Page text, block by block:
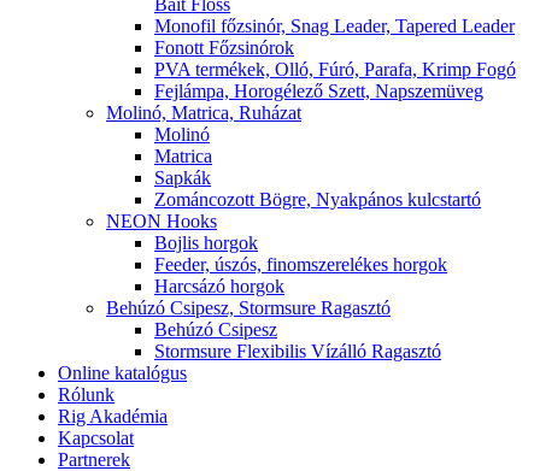
Bait Floss
Monofil főzsinór, Snag Leader, Tapered Leader
Fonott Főzsinórok
PVA termékek, Olló, Fúró, Parafa, Krimp Fogó
Fejlámpa, Horogélező Szett, Napszemüveg
Molinó, Matrica, Ruházat
Molinó
Matrica
Sapkák
Zománcozott Bögre, Nyakpános kulcstartó
NEON Hooks
Bojlis horgok
Feeder, úszós, finomszerelékes horgok
Harcsázó horgok
Behúzó Csipesz, Stormsure Ragasztó
Behúzó Csipesz
Stormsure Flexibilis Vízálló Ragasztó
Online katalógus
Rólunk
Rig Akadémia
Kapcsolat
Partnerek